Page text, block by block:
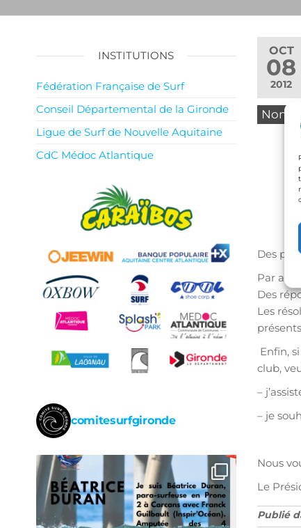
OCT
08
2012
Non
Des
Par
Des
Les
Enfin,
club,
–
– je
Nous
Le
Publié
INSTITUTIONS
Fédération Française de Surf
Conseil Départemental de la Gironde
Ligue de Surf de Nouvelle Aquitaine
CdC Médoc Atlantique
comitesurfgironde